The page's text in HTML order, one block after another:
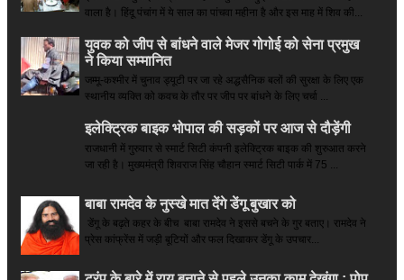
वाला है। हिंदू पंचांग में ये साल का पांचवा महीना है और इस माह में शिव की...
युवक को जीप से बांधने वाले मेजर गोगोई को सेना प्रमुख
ने किया सम्‍मानित
जम्मू-कश्मीर में चुनाव ड्यूटी पर जा रहे अद्धसैनिक बलों की सुरक्षा के लिए एक
स्थानीय व्यक्ति को कवच के तौर पर जीप पर बांधने के लिए चर्चा ...
इलेक्ट्रिक बाइक भोपाल की सड़कों पर आज से दौड़ेंगी
राजधानी में गुरुवार से स्मार्ट सिटी कंपनी इलेक्ट्रिक बाइक की शुरुआत करने
जा रही है। मुख्यमंत्री शिवराज सिंह चौहान स्मार्ट सिटी पार्क में 75 ...
बाबा रामदेव के नुस्खे मात देंगे डेंगू बुखार को
डेंगू के बढ़ते कहर के बीच बाबा रामदेव ने इससे बचने के गुर बताए। रामदेव ने
प्रेस कांफ्रेंस में जड़ी बूटियों और फल दिखाकर डेंगू के उपचार...